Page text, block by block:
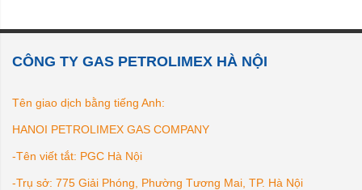
CÔNG TY GAS PETROLIMEX HÀ NỘI
Tên giao dịch bằng tiếng Anh:
HANOI PETROLIMEX GAS COMPANY
-Tên viết tắt: PGC Hà Nội
-Trụ sở: 775 Giải Phóng, Phường Tương Mai, TP. Hà Nội